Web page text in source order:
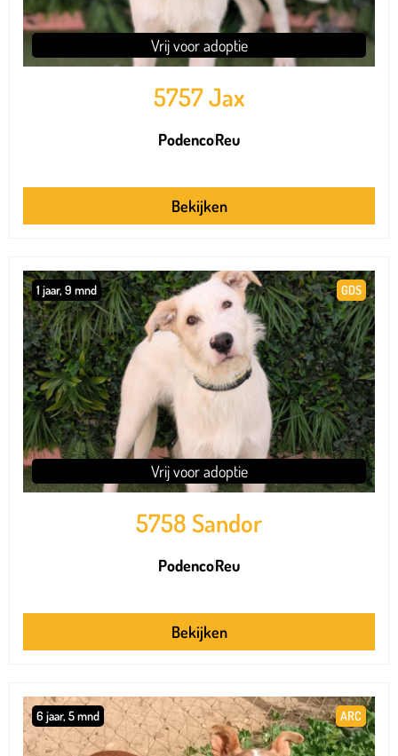
Vrij voor adoptie
5757 Jax
PodencoReu
Bekijken
GDS
1 jaar, 9 mnd
Vrij voor adoptie
5758 Sandor
PodencoReu
Bekijken
ARC
6 jaar, 5 mnd